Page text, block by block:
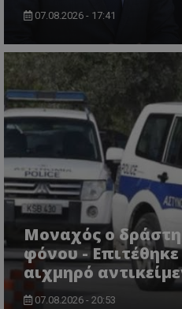
07.08.2026 - 17:41
Μοναχός ο
φόνου -
αιχμηρό
07.08.2026 - 20:53